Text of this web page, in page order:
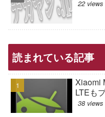
22 views
読まれている記事
Xiaomi
LTEも
38 views